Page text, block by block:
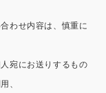
ご質問
わせ内容は、慎重に
宛にお送りするもの
、